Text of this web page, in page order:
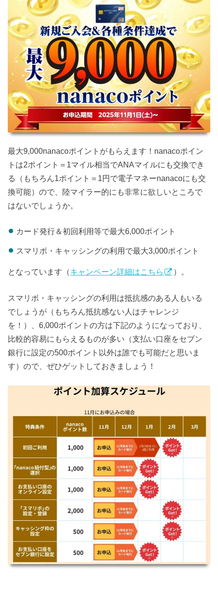
最大9,000nanacoポイントがもらえます！nanacoポイン
トは2ポイント＝1マイル相当でANAマイルにも交換でき
る（もちろん1ポイント＝1円で電子マネーnanacoにも交
換可能）ので、陸マイラー的にも非常に欲しいところで
はないでしょうか。
カード発行＆初回利用等で最大6,000ポイント
スマリボ・キャッシングの利用で最大3,000ポイント
となっています（キャンペーン詳細はこちら ）。
スマリボ・キャッシングの利用は抵抗感のある人もいる
でしょうが（もちろん抵抗感ない人はチャレンジ
を！）、6,000ポイントの方は下記のようになっており、
比較的容易にもらえるものが多い（支払い口座をセブン
銀行に設定の500ポイント以外は誰でも可能だと思いま
す）ので、ぜひゲットしておきましょう！